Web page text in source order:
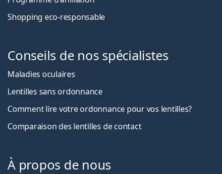
Shopping eco-responsable
Conseils de nos spécialistes
Maladies oculaires
Lentilles sans ordonnance
Comment lire votre ordonnance pour vos lentilles?
Comparaison des lentilles de contact
À propos de nous